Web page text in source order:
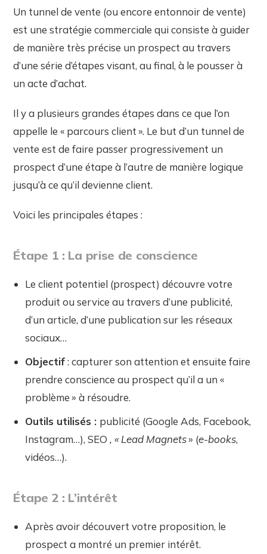
Un tunnel de vente (ou encore entonnoir de vente)
est une stratégie commerciale qui consiste à guider
de manière très précise un prospect au travers
d’une série d’étapes visant, au final, à le pousser à
un acte d’achat.
Il y a plusieurs grandes étapes dans ce que l’on
appelle le « parcours client ». Le but d’un tunnel de
vente est de faire passer progressivement un
prospect d’une étape à l’autre de manière logique
jusqu’à ce qu’il devienne client.
Voici les principales étapes :
Étape 1 : La prise de conscience
Le client potentiel (prospect) découvre votre
produit ou service au travers d’une publicité,
d’un article, d’une publication sur les réseaux
sociaux…
Objectif: capturer son attention et ensuite faire
prendre conscience au prospect qu’il a un «
problème » à résoudre.
Outils utilisés : publicité (Google Ads, Facebook,
Instagram…), SEO, « Lead Magnets» (e-books,
vidéos…).
Étape 2 : L’intérêt
Après avoir découvert votre proposition, le
prospect a montré un premier intérêt.